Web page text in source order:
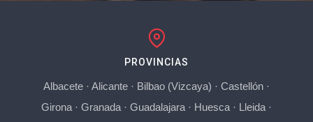
PROVINCIAS
Albacete· Alicante· Bilbao (Vizcaya) · Castellón·
Girona· Granada· Guadalajara· Huesca· Lleida·